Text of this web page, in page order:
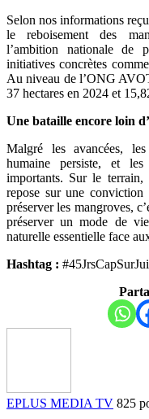
Selon nos informations
le reboisement des
l’ambition nationale de
initiatives concrètes
Au niveau de l’ONG
37 hectares en 2024 et
Une bataille encore loin
Malgré les avancées,
humaine persiste, et les
importants. Sur le terrain,
repose sur une
préserver les mangroves,
préserver un mode de
naturelle essentielle face
Hashtag :
EPLUS MEDIA TV 825